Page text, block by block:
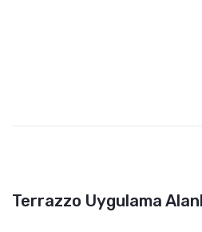
Terrazzo Uygulama